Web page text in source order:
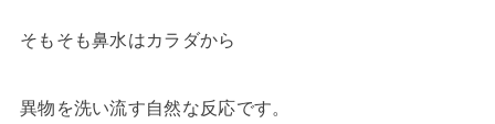
そもそも鼻水はカラダから
異物を洗い流す自然な反応です。